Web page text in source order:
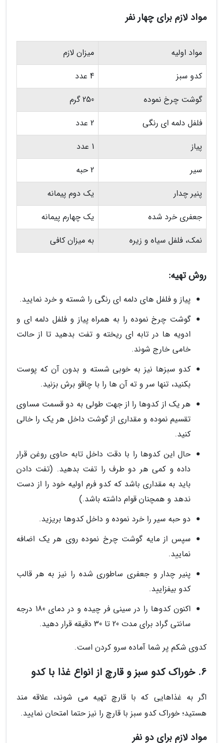
مواد لازم برای چهار نفر
مواد اولیه
میزان لازم
کدو سبز
4 عدد
گوشت چرخ نموده
250 گرم
فلفل دلمه ای رنگی
2 عدد
پیاز
1 عدد
سیر
2 حبه
پنیر چدار
یک دوم پیمانه
جعفری خرد شده
یک چهارم پیمانه
نمک، فلفل سیاه و زیره
به میزان کافی
روش تهیه:
پیاز و فلفل های دلمه ای رنگی را شسته و خرد نمایید.
گوشت چرخ نموده را به همراه پیاز و فلفل دلمه ای و
ادویه ها در تابه ای ریخته و تفت بدهید تا از حالت
خامی خارج شوند.
کدو سبزها نیز به خوبی شسته و بدون آن که پوست
بکنید، تنها سر و ته آن ها را با چاقو برش بزنید.
هر یک از کدوها را از جهت طولی به دو قسمت مساوی
تقسیم نموده و مقداری از گوشت داخل هر یک را خالی
کنید.
حال این کدوها را با دقت داخل تابه حاوی روغن قرار
داده و کمی هر دو طرف را تفت بدهید. (تفت دادن
باید به مقداری باشد که کدو فرم اولیه خود را از دست
ندهد و همچنان قوام داشته باشد.)
دو حبه سیر را خرد نموده و داخل کدوها بریزید.
سپس از مایه گوشت چرخ نموده روی هر یک اضافه
نمایید.
پنیر چدار و جعفری ساطوری شده را نیز به هر قالب
کدو بیفزایید.
اکنون کدوها را در سینی فر چیده و در دمای 180 درجه
سانتی گراد برای مدت 20 تا 30 دقیقه قرار دهید.
کدوی شکم پر شما آماده سرو کردن است.
6. خوراک کدو سبز و قارچ از انواع غذا با کدو
اگر به غذاهایی که با قارچ تهیه می شوند، علاقه مند
هستید؛ خوراک کدو سبز با قارچ را نیز حتما امتحان نمایید.
مواد لازم برای دو نفر